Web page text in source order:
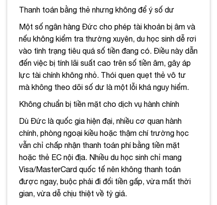
Thanh toán bằng thẻ nhưng không để ý số dư
Một số ngân hàng Đức cho phép tài khoản bị âm và
nếu không kiểm tra thường xuyên, du học sinh dễ rơi
vào tình trạng tiêu quá số tiền đang có. Điều này dẫn
đến việc bị tính lãi suất cao trên số tiền âm, gây áp
lực tài chính không nhỏ. Thói quen quẹt thẻ vô tư
mà không theo dõi số dư là một lỗi khá nguy hiểm.
Không chuẩn bị tiền mặt cho dịch vụ hành chính
Dù Đức là quốc gia hiện đại, nhiều cơ quan hành
chính, phòng ngoại kiều hoặc thậm chí trường học
vẫn chỉ chấp nhận thanh toán phí bằng tiền mặt
hoặc thẻ EC nội địa. Nhiều du học sinh chỉ mang
Visa/MasterCard quốc tế nên không thanh toán
được ngay, buộc phải đi đổi tiền gấp, vừa mất thời
gian, vừa dễ chịu thiệt về tỷ giá.